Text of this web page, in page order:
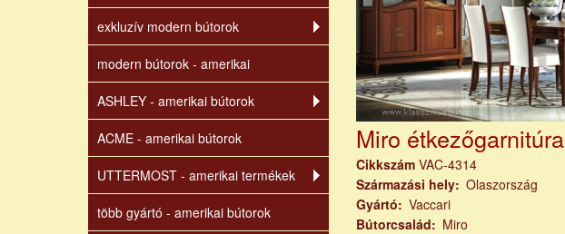
exkluzív modern bútorok
modern bútorok - amerikai
ASHLEY - amerikai bútorok
ACME - amerikai bútorok
UTTERMOST - amerikai termékek
több gyártó - amerikai bútorok
Miro étkezőgarnitúra
Cikkszám VAC-4314
Származási hely Olaszország
Gyártó
Vaccari
Bútorcsalád
Miro